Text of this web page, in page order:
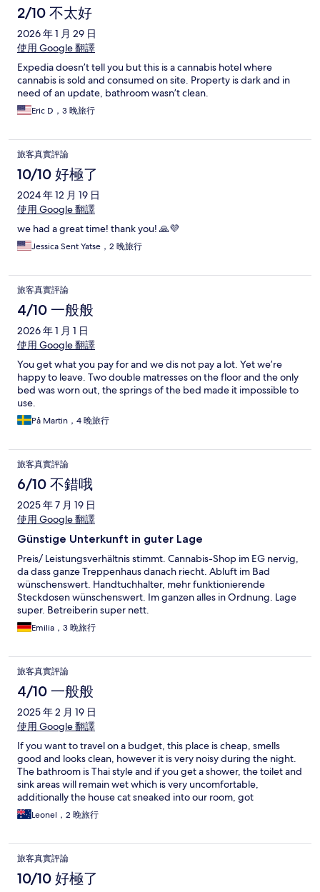
2/10 不太好
2026 年 1 月 29 日
使用 Google 翻譯
Expedia doesn’t tell you but this is a cannabis hotel where
cannabis is sold and consumed on site. Property is dark and in
need of an update, bathroom wasn’t clean.
Eric D，3 晚旅行
旅客真實評論
10/10 好極了
2024 年 12 月 19 日
使用 Google 翻譯
we had a great time! thank you! 🙏💜
Jessica Sent Yatse，2 晚旅行
旅客真實評論
4/10 一般般
2026 年 1 月 1 日
使用 Google 翻譯
You get what you pay for and we dis not pay a lot. Yet we’re
happy to leave. Two double matresses on the floor and the only
bed was worn out, the springs of the bed made it impossible to
use.
På Martin，4 晚旅行
旅客真實評論
6/10 不錯哦
2025 年 7 月 19 日
使用 Google 翻譯
Günstige Unterkunft in guter Lage
Preis/ Leistungsverhältnis stimmt. Cannabis-Shop im EG nervig,
da dass ganze Treppenhaus danach riecht. Abluft im Bad
wünschenswert. Handtuchhalter, mehr funktionierende
Steckdosen wünschenswert. Im ganzen alles in Ordnung. Lage
super. Betreiberin super nett.
Emilia，3 晚旅行
旅客真實評論
4/10 一般般
2025 年 2 月 19 日
使用 Google 翻譯
If you want to travel on a budget, this place is cheap, smells
good and looks clean, however it is very noisy during the night.
The bathroom is Thai style and if you get a shower, the toilet and
sink areas will remain wet which is very uncomfortable,
additionally the house cat sneaked into our room, got
inadvertently locked in and when we returned to the room the
cat already took a piss on the bed and some towels
Leonel，2 晚旅行
旅客真實評論
10/10 好極了